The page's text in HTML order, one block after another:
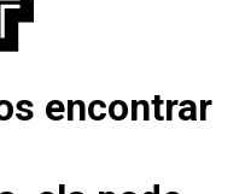
encontrar